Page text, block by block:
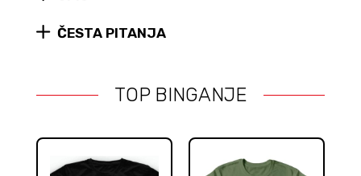
ČESTA PITANJA
TOP BINGANJE